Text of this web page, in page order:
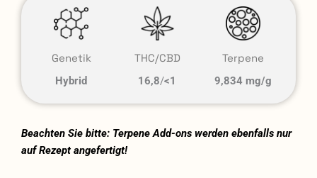
Genetik
Hybrid
THC/CBD
16,8/<1
Terpene
9,834 mg/g
Beachten Sie bitte: Terpene Add-ons werden ebenfalls nur
auf Rezept angefertigt!